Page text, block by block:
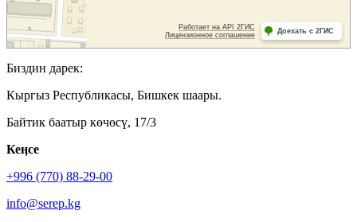
Биздин дарек:
Кыргыз Республикасы, Бишкек шаары.
Байтик баатыр көчөсү, 17/3
Кеӊсе
+996 (770) 88-29-00
info@serep.kg